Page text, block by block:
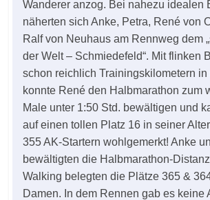
Wanderer anzog. Bei nahezu idealen
näherten sich Anke, Petra, René von
Ralf von Neuhaus am Rennweg dem
der Welt – Schmiedefeld“. Mit flinken
schon reichlich Trainingskilometern
konnte René den Halbmarathon zum
Male unter 1:50 Std. bewältigen und
auf einen tollen Platz 16 in seiner
355 AK-Startern wohlgemerkt! Anke
bewältigten die Halbmarathon-
Walking belegten die Plätze 365 &
Damen. In dem Rennen gab es keine